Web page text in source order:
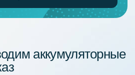
аккумуляторные